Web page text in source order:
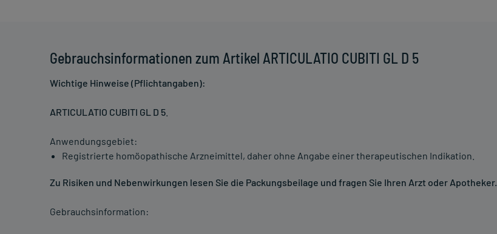
Gebrauchsinformationen zum Artikel ARTICULATIO CUBITI GL D 5
Wichtige Hinweise (Pflichtangaben):
ARTICULATIO CUBITI GL D 5
Anwendungsgebiet:
Registrierte homöopathische Arzneimittel, daher ohne Angabe einer therapeutischen Indikation.
Zu Risiken und Nebenwirkungen lesen Sie die Packungsbeilage und fragen Sie Ihren Arzt oder Apotheker.
Gebrauchsinformation: